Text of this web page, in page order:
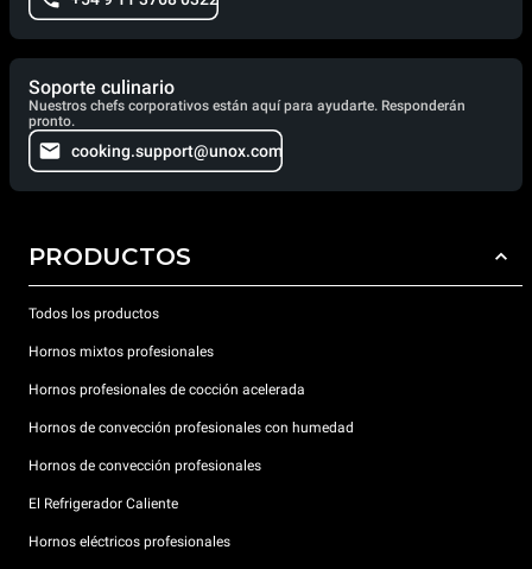
Soporte culinario
Nuestros chefs corporativos están aquí para ayudarte. Responderán
pronto.
cooking.support@unox.com
PRODUCTOS
Todos los productos
Hornos mixtos profesionales
Hornos profesionales de cocción acelerada
Hornos de convección profesionales con humedad
Hornos de convección profesionales
El Refrigerador Caliente
Hornos eléctricos profesionales